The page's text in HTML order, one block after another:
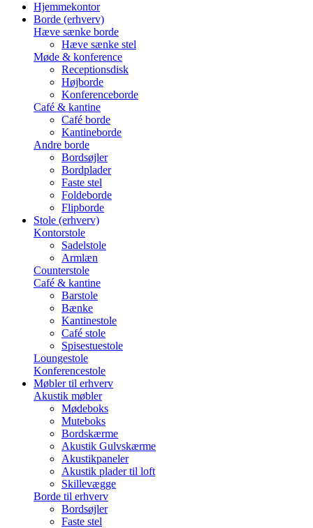
Hjemmekontor
Borde (erhverv)
Hæve sænke borde
Hæve sænke stel
Møde & konference
Receptionsdisk
Højborde
Konferenceborde
Café & kantine
Café borde
Kantineborde
Andre borde
Bordsøjler
Bordplader
Faste stel
Foldeborde
Flipborde
Stole (erhverv)
Kontorstole
Sadelstole
Armlæn
Counterstole
Café & kantine
Barstole
Bænke
Kantinestole
Café stole
Spisestuestole
Loungestole
Konferencestole
Møbler til erhverv
Akustik møbler
Mødeboks
Muteboks
Bordskærme
Akustik Gulvskærme
Akustikpaneler
Akustik plader til loft
Skillevægge
Borde til erhverv
Bordsøjler
Faste stel